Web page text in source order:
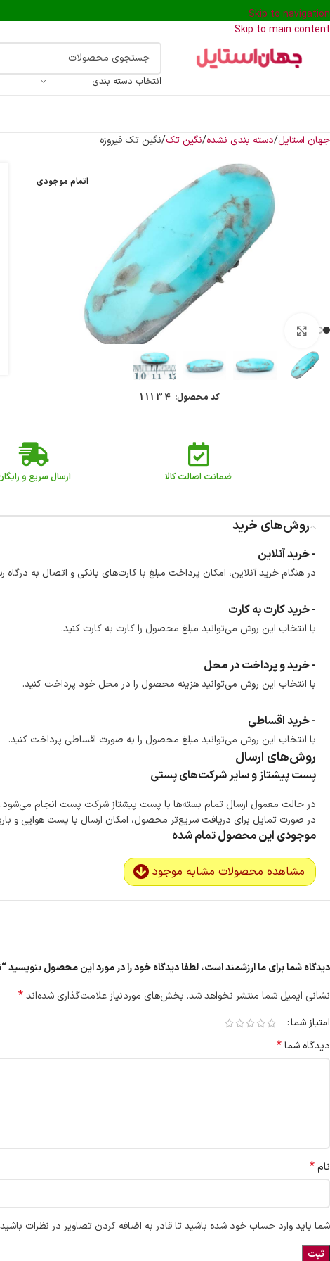
Skip to navigation
Skip to main content
انتخاب دسته بندی
جهان استایل دسته بندی نشده نگین تک نگین تک فیروزه
اتمام موجودی
کد محصول: 11134
ضمانت اصالت کالا ارسال سریع و
روش‌های خرید
- خرید آنلاین
در هنگام خرید آنلاین، امکان پرداخت مبلغ با کارت‌های بانکی و اتصال به
- خرید کارت به کارت
با انتخاب این روش می‌توانید مبلغ محصول را کارت به کارت کنید.
- خرید و پرداخت در محل
با انتخاب این روش می‌توانید هزینه محصول را در محل خود پرداخت کنید.
- خرید اقساطی
با انتخاب این روش می‌توانید مبلغ محصول را به صورت اقساطی پرداخت کنید.
روش‌های ارسال
پست پیشتاز و سایر شرکت‌های پستی
در حالت معمول ارسال تمام بسته‌ها با پست پیشتاز شرکت پست انجام
در صورت تمایل برای دریافت سریع‌تر محصول، امکان ارسال با پست هوایی و
موجودی این محصول تمام شده
مشاهده محصولات مشابه موجود
دیدگاه شما برای ما ارزشمند است، لطفا دیدگاه خود را در مورد این محصول بنویسید
نشانی ایمیل شما منتشر نخواهد شد. بخش‌های موردنیاز علامت‌گذاری شده‌اند*
امتیاز شما
دیدگاه شما*
نام*
شما باید وارد حساب خود شده باشید تا قادر به اضافه کردن تصاویر در نظرات